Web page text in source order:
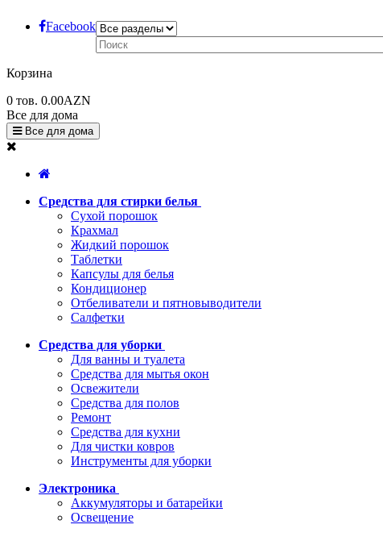
Facebook
Корзина
0 тов. 0.00AZN
Все для дома
Все для дома
Средства для стирки белья
Сухой порошок
Крахмал
Жидкий порошок
Таблетки
Капсулы для белья
Кондиционер
Отбеливатели и пятновыводители
Салфетки
Средства для уборки
Для ванны и туалета
Средства для мытья окон
Освежители
Средства для полов
Ремонт
Средства для кухни
Для чистки ковров
Инструменты для уборки
Электроника
Аккумуляторы и батарейки
Освещение